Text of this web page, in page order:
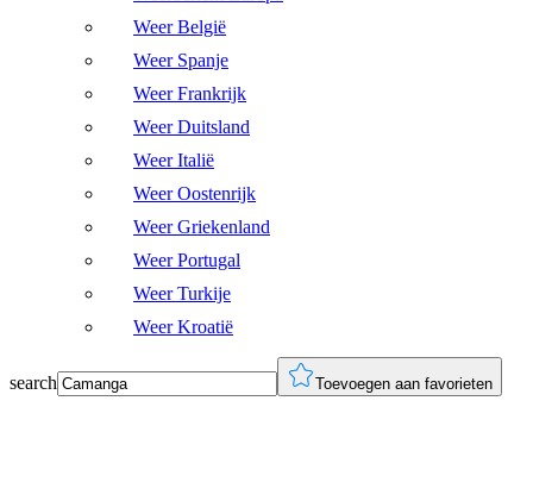
Weer België
Weer Spanje
Weer Frankrijk
Weer Duitsland
Weer Italië
Weer Oostenrijk
Weer Griekenland
Weer Portugal
Weer Turkije
Weer Kroatië
search Toevoegen aan favorieten